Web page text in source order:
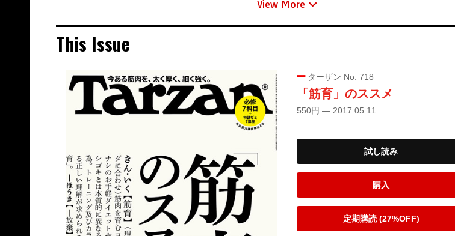
View More
This Issue
ターザン No. 718
「筋育」のススメ
550円 — 2017.05.11
試し読み
購入
定期購読 (27%OFF)